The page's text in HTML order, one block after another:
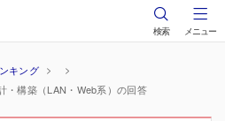
検索 メニュー
キング
・構築（LAN・Web系）の回答